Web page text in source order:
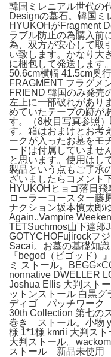
韓国ミレニアル世代の
Designの墓石。韓国ミ
HYUKOHがFragment
ラブル防止の為購入前
為、双方が安心して取
い致します。かなり大
に梱包して発送します
50.6cm横幅 41.5cm奥
FRAGMENT フラグメ
FRIEND 韓国のみ発売
左上に一部破れがあり
めていたテープの跡が
す。（8枚目写真参照
す。箱はおまけとお考
ークが入ったお墓をモ
ードは付属していませ
と思います。使用はし
製品という点もご了承
ざいましたらコメント
HYUKOHヒョゴ落日
ローラーコースター藤
ナクション坂本慎太郎
Again..Vampire
TETSuchmos山下達郎
GOTYCHOFujirockフ
Sacai。お墓の基礎知
『begod（ビゴッド）
ミ ストール。
nonnative DWELLER
Joshua Ellis 大判スト
ットンストール 白黒
ディゴ パッチワーク
30th Collection 第七の
巻き ストール。小物
様 1*1様 kmrii 大判ス
大判ストール。
ストール 新品未使用